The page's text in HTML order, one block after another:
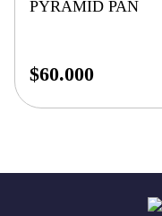
PYRAMID PAN
$60.000